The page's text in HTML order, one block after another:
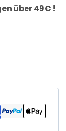
über 49€ !